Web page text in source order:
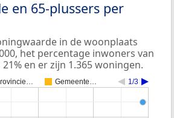
en 65-plussers per
in de woonplaats
het percentage inwoners van
en er zijn 1.365 woningen.
Gemeente… 1/3